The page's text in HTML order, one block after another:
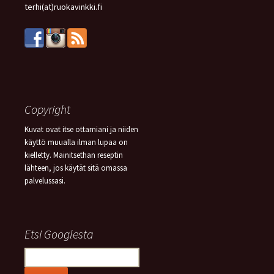
terhi(at)ruokavinkki.fi
Copyright
Kuvat ovat itse ottamiani ja niiden
käyttö muualla ilman lupaa on
kielletty. Mainitsethan reseptin
lähteen, jos käytät sitä omassa
palvelussasi.
Etsi Googlesta